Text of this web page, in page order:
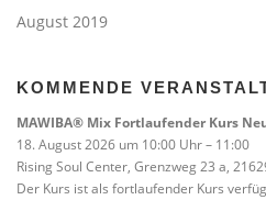
August 2019
KOMMENDE
MAWIBA® Mix Fortlaufender Kurs
18. August 2026 um 10:00 Uhr – 11:00
Rising Soul Center, Grenzweg 23 a,
Der Kurs ist als fortlaufender Kurs